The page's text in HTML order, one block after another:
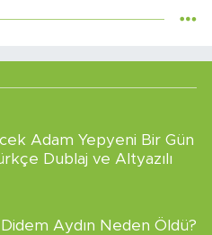
Adam Yepyeni Bir Gün
Dublaj ve Altyazılı
Aydın Neden Öldü?